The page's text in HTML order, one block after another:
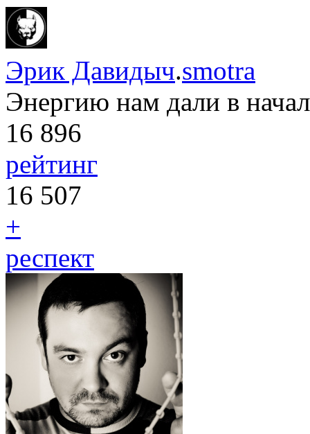
Эрик Давидыч.smotra
Энергию нам дали в
16 896
рейтинг
16 507
+
респект